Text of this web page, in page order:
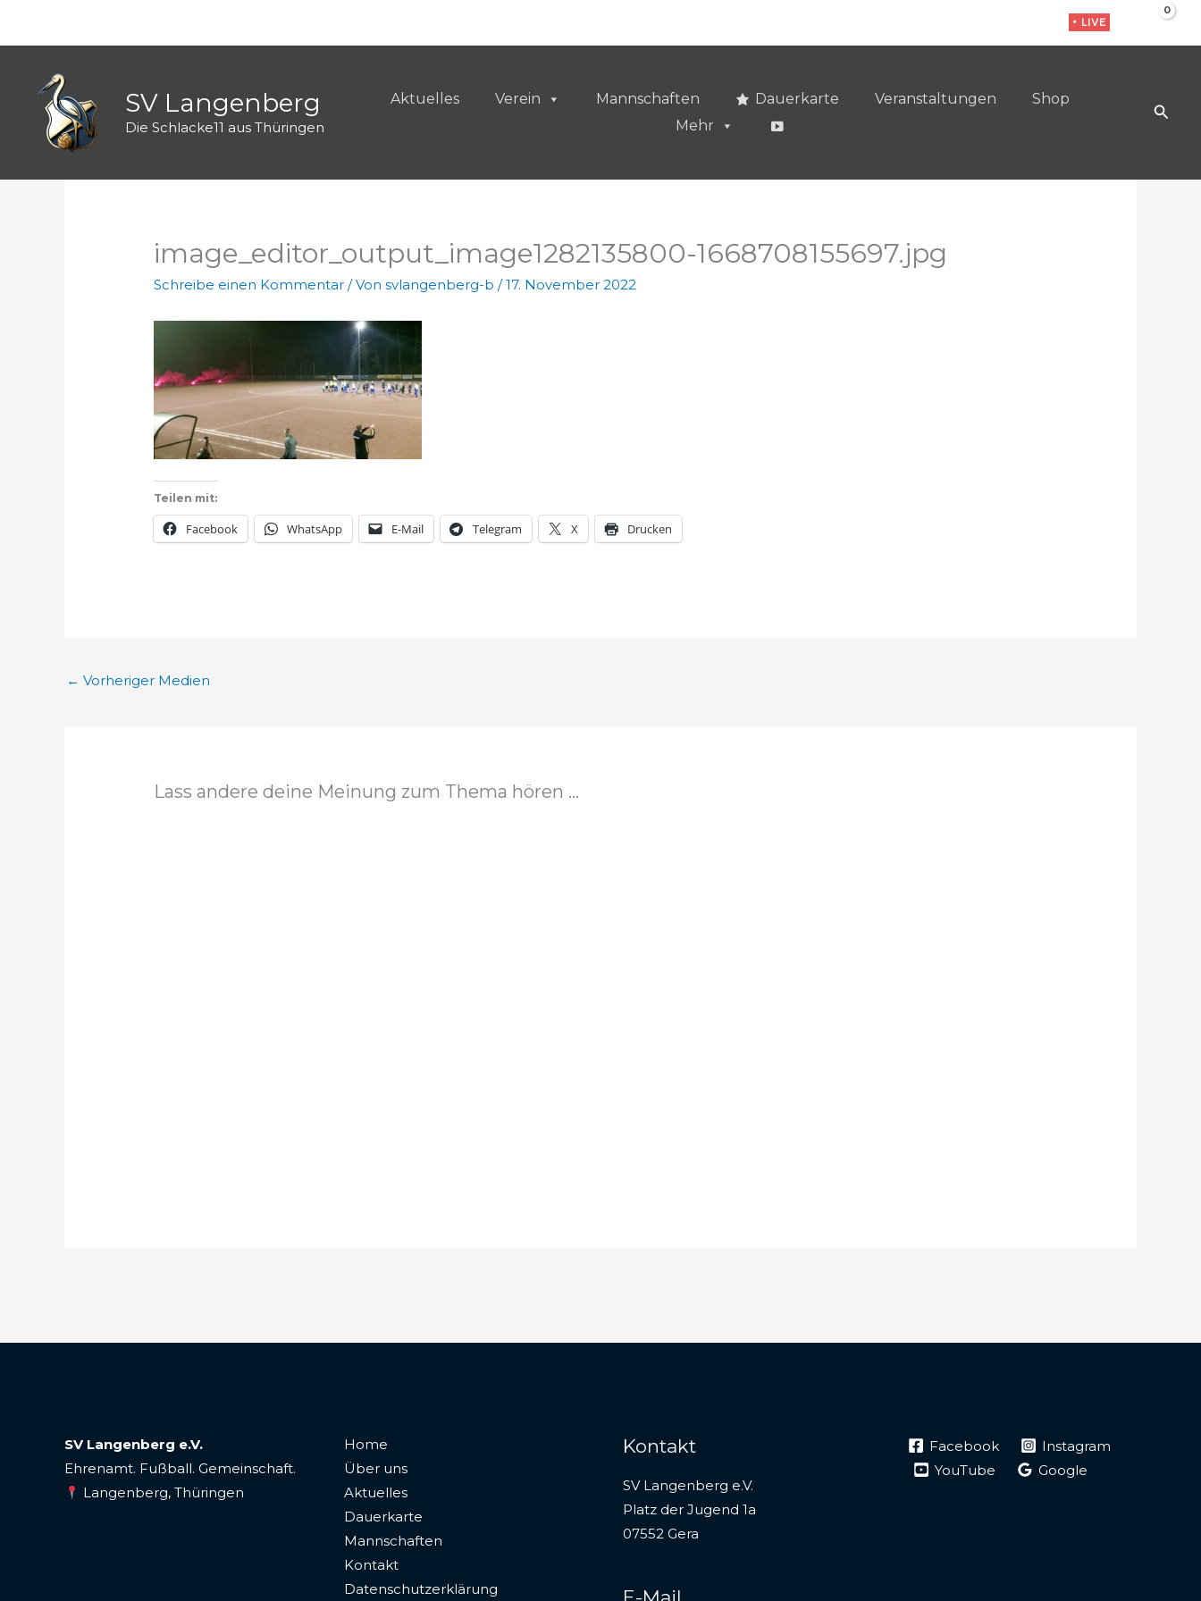
• LIVE
SV Langenberg
Die Schlacke11 aus Thüringen
Aktuelles Verein Mannschaften Dauerkarte Veranstaltungen
Shop
Mehr
image_editor_output_image1282135800-1668708155697.jpg
Schreibe einen Kommentar / Vonsvlangenberg-b/17. November 2022
Teilen mit:
Facebook WhatsApp E-Mail Telegram X Drucken
← Vorheriger Medien
Lass andere deine Meinung zum Thema hören ...
SV Langenberg e.V.
Ehrenamt. Fußball. Gemeinschaft.
Langenberg, Thüringen
Home
Über uns
Aktuelles
Dauerkarte
Mannschaften
Kontakt
Datenschutzerklärung
Kontakt
SV Langenberg e.V.
Platz der Jugend 1a
07552 Gera
Facebook
Instagram
YouTube
Google